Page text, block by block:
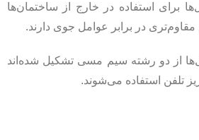
برای استفاده در خارج از ساختمان‌ها
در برابر عوامل جوی دارند.
از دو رشته سیم مسی تشکیل شده‌اند
تلفن استفاده می‌شوند.